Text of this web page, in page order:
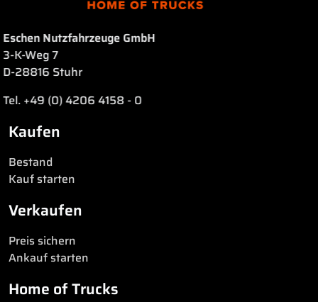
Eschen Nutzfahrzeuge GmbH
3-K-Weg 7
D-28816 Stuhr
Tel. +49 (0) 4206 4158 - 0
Kaufen
Bestand
Kauf starten
Verkaufen
Preis sichern
Ankauf starten
Home of Trucks